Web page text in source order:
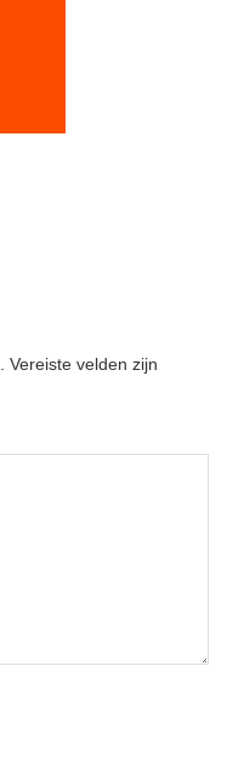
Vereiste velden zijn